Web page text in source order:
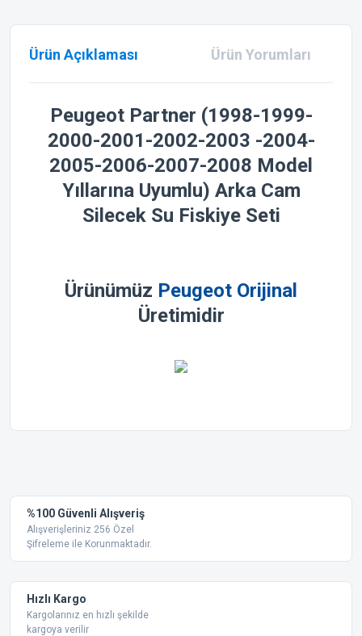
Ürün Açıklaması Ürün Yorumları
Peugeot Partner (1998-1999-
2000-2001-2002-2003 -2004-
2005-2006-2007-2008 Model
Yıllarına Uyumlu) Arka Cam
Silecek Su Fiskiye Seti
Ürünümüz Peugeot Orijinal
Üretimidir
Ürün resmi kalitesiz, bozuk veya görüntülenemiyor.
Ürün açıklamasında eksik bilgiler bulunuyor.
Bu ürüne benzer farklı alternatifler olmalı.
%100 Güvenli Alışveriş
Alışverişleriniz 256 Özel
Şifreleme ile Korunmaktadır.
Hızlı Kargo
Kargolarınız en hızlı şekilde
kargoya verilir